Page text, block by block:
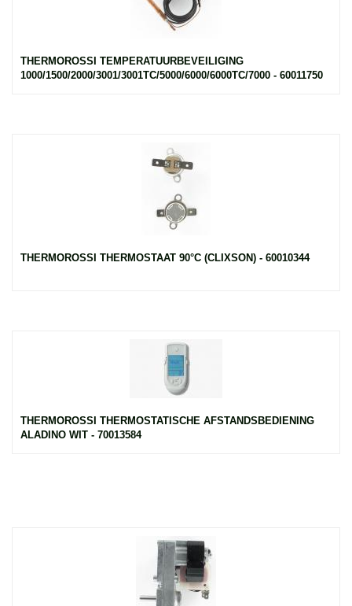
THERMOROSSI TEMPERATUURBEVEILIGING
1000/1500/2000/3001/3001TC/5000/6000/6000TC/7000 - 60011750
THERMOROSSI THERMOSTAAT 90°C (CLIXSON) - 60010344
THERMOROSSI THERMOSTATISCHE AFSTANDSBEDIENING
ALADINO WIT - 70013584